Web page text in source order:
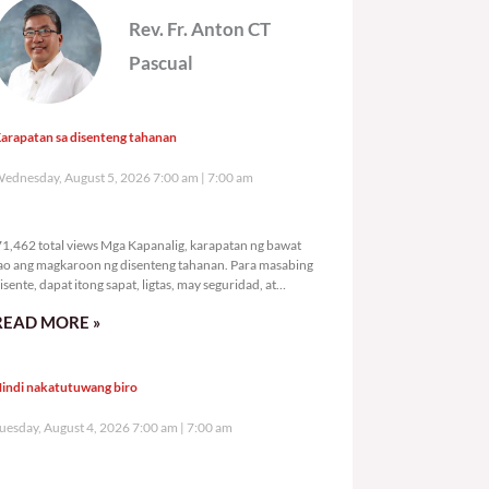
Rev. Fr. Anton CT
Pascual
sa disenteng tahanan
August 5, 2026 7:00 am 7:00 am
total views Mga Kapanalig, karapatan ng bawat
ang magkaroon ng disenteng tahanan. Para masabing
dapat itong sapat, ligtas, may seguridad, at
MORE »
nakatutuwang biro
August 4, 2026 7:00 am 7:00 am